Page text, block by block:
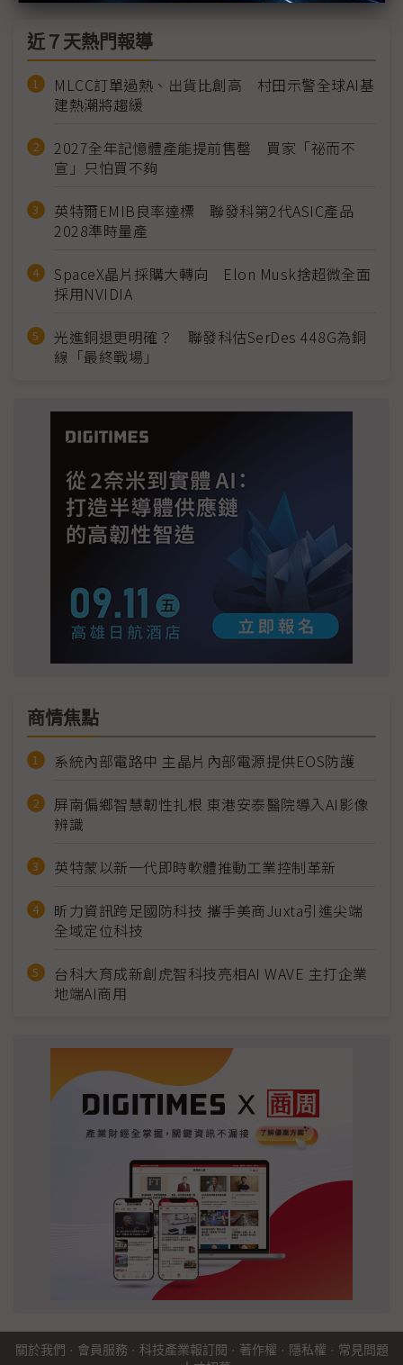
近７天熱門報導
MLCC訂單過熱、出貨比創高 村田示警全球AI基
建熱潮將趨緩
2027全年記憶體產能提前售罄 買家「祕而不
宣」只怕買不夠
英特爾EMIB良率達標 聯發科第2代ASIC產品
2028準時量產
SpaceX晶片採購大轉向 Elon Musk捨超微全面
採用NVIDIA
光進銅退更明確？ 聯發科估SerDes 448G為銅
線「最終戰場」
商情焦點
系統內部電路中 主晶片內部電源提供EOS防護
屏南偏鄉智慧韌性扎根 東港安泰醫院導入AI影像
辨識
英特蒙以新一代即時軟體推動工業控制革新
昕力資訊跨足國防科技 攜手美商Juxta引進尖端
全域定位科技
台科大育成新創虎智科技亮相AI WAVE 主打企業
地端AI商用
關於我們 · 會員服務 · 科技產業報訂閱 · 著作權 · 隱私權 · 常見問題